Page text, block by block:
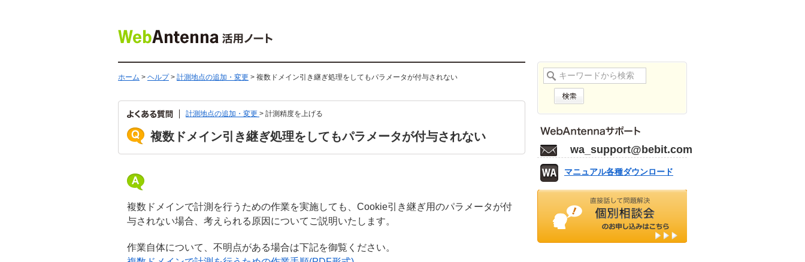
ホーム > ヘルプ> 計測地点の追加・変更 > 複数ドメイン引き継ぎ処理をしてもパラメータが付与されない
計測地点の追加・変更 > 計測精度を上げる
複数ドメイン引き継ぎ処理をしてもパラメータが付与されない
複数ドメインで計測を行うための作業を実施しても、Cookie引き継ぎ用のパラメータが付
与されない場合、考えられる原因についてご説明いたします。
作業自体について、不明点がある場合は下記を御覧ください。
wa_support@bebit.com
マニュアル各種ダウンロード